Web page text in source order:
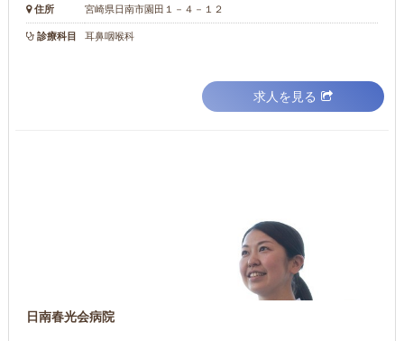
住所 宮崎県日南市園田１－４－１２
診療科目 耳鼻咽喉科
求人を見る
日南春光会病院